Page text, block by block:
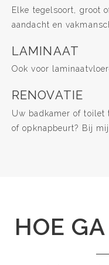
Elke tegelsoort, groot
aandacht en
LAMINAAT
Ook voor
RENOVATIE
Uw badkamer of toilet
of opknapbeurt? Bij
HOE